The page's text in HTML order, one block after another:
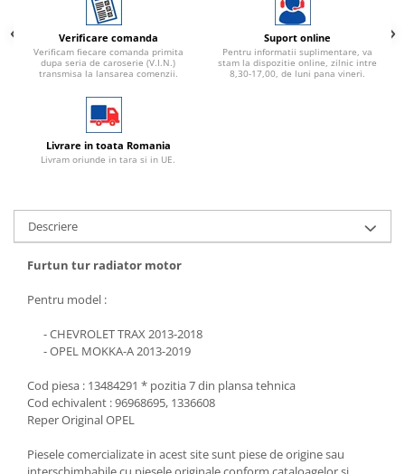
Verificare comanda
Verificam fiecare comanda primita
dupa seria de caroserie (V.I.N.)
transmisa la lansarea comenzii.
Suport online
Pentru informatii suplimentare, va
stam la dispozitie online, zilnic intre
8,30-17,00, de luni pana vineri.
Livrare in toata Romania
Livram oriunde in tara si in UE.
Descriere
Furtun tur radiator motor
Pentru model :
- CHEVROLET TRAX 2013-2018
- OPEL MOKKA-A 2013-2019
Cod piesa : 13484291 * pozitia 7 din plansa tehnica
Cod echivalent : 96968695, 1336608
Reper Original OPEL
Piesele comercializate in acest site sunt piese de origine sau